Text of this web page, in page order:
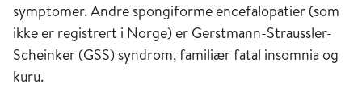
symptomer. Andre spongiforme encefalopatier (som
ikke er registrert i Norge) er Gerstmann-Straussler-
Scheinker (GSS) syndrom, familiær fatal insomnia og
kuru.